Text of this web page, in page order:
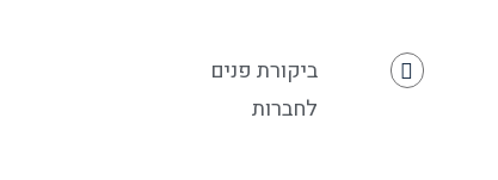
ביקורת פנים
לחברות